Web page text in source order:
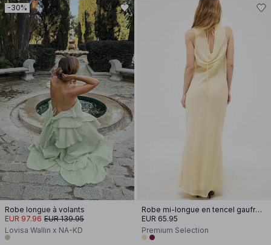
-30%
Robe longue à volants
EUR 97.96 EUR 139.95
Lovisa Wallin x NA-KD
Robe mi-longue en tencel gaufré à décolleté en cascade
EUR 65.95
Premium Selection